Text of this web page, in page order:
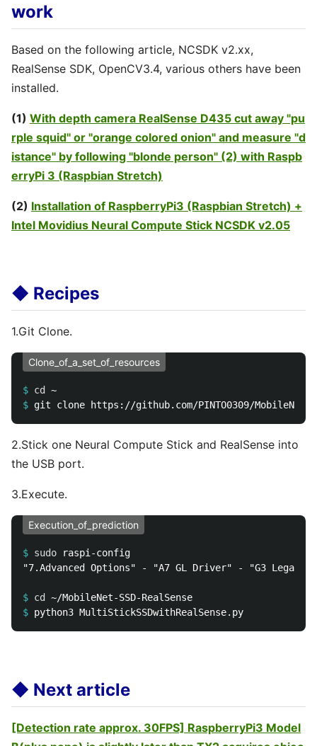
work
Based on the following article, NCSDK v2.xx,
RealSense SDK, OpenCV3.4, various others have been
installed.
(1) With depth camera RealSense D435 cut away "pu
rple squid" or "orange colored onion" and measure "d
istance" by following "blonde person" (2) with Raspb
erryPi 3 (Raspbian Stretch)
(2) Installation of RaspberryPi3 (Raspbian Stretch) +
Intel Movidius Neural Compute Stick NCSDK v2.05
◆ Recipes
1.Git Clone.
Clone_of_a_set_of_resources
$ cd
$
2.Stick one Neural Compute Stick and RealSense into
the USB port.
3.Execute.
Execution_of_prediction
$ sudo
"7.Advanced Options" - "A7 GL Driver" - "G3 Legacy"
$ cd
$
◆ Next article
[Detection rate approx. 30FPS] RaspberryPi3 Model